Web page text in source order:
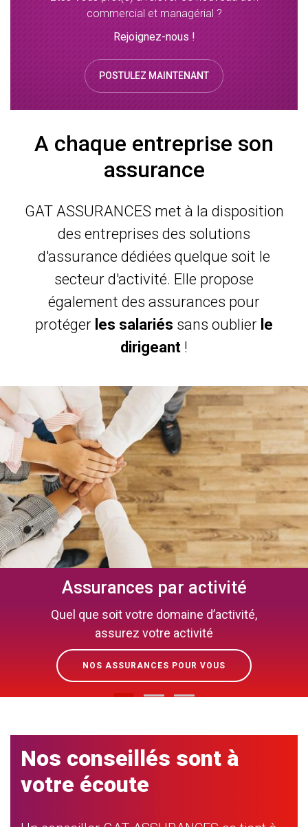
commercial et managérial ?
Rejoignez-nous !
POSTULEZ MAINTENANT
A chaque entreprise son
assurance
GAT ASSURANCES met à la disposition
des entreprises des solutions
d'assurance dédiées quelque soit le
secteur d'activité. Elle propose
également des assurances pour
protéger les salariés sans oublier le
dirigeant !
Assurances par activité
Quel que soit votre domaine d’activité,
assurez votre activité
NOS ASSURANCES POUR VOUS
Nos conseillés sont à
votre écoute